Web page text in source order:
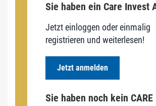
Sie haben ein Care Invest
Jetzt einloggen oder einmalig
registrieren und weiterlesen!
Jetzt anmelden
Sie haben noch kein CARE